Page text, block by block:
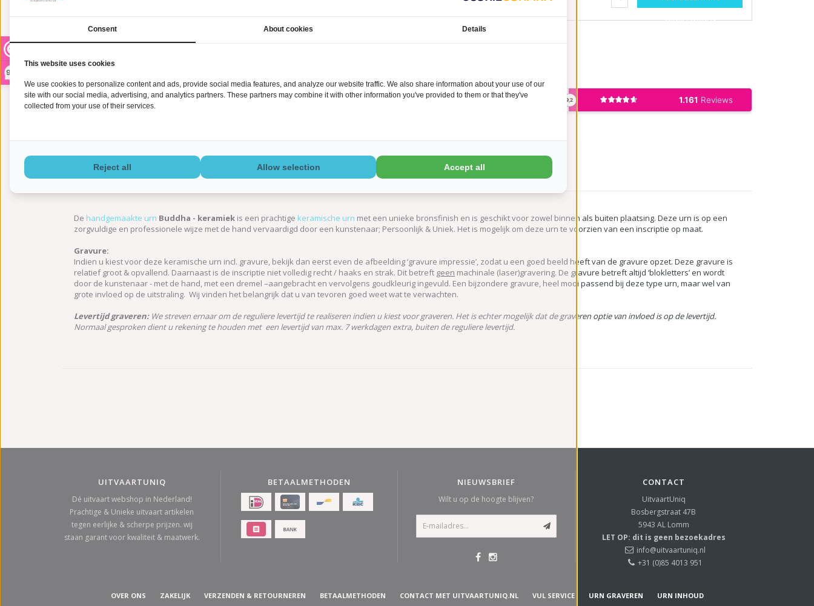
9,2
WINKELWAGEN
Informatie
De handgemaakte urn Buddha - keramiek is een prachtige keramische urn met een unieke bronsfinish en is geschikt voor zowel binnen als buiten plaatsing. Deze urn is op een
zorgvuldige en professionele wijze met de hand vervaardigd door een kunstenaar; Persoonlijk & Uniek. Het is mogelijk om deze urn te voorzien van een inscriptie op maat.
Gravure:
Indien u kiest voor deze keramische urn incl. gravure, bekijk dan eerst even de afbeelding ‘gravure impressie’, zodat u een goed beeld heeft van de gravure opzet. Deze gravure is
relatief groot & opvallend. Daarnaast is de inscriptie niet volledig recht / haaks en strak. Dit betreft geen machinale (laser)gravering. De gravure betreft altijd ‘blokletters’ en wordt
door de kunstenaar - met de hand, met een dremel –aangebracht en vervolgens goudkleurig ingevuld. Een bijzondere gravure, heel mooi passend bij deze type urn, maar wel van
grote invloed op de uitstraling. Wij vinden het belangrijk dat u van tevoren goed weet wat te verwachten.
Levertijd graveren:We streven ernaar om de reguliere levertijd te realiseren indien u kiest voor graveren. Het is echter mogelijk dat de graveren optie van invloed is op de levertijd.
Normaal gesproken dient u rekening te houden met een levertijd van max. 7 werkdagen extra, buiten de reguliere levertijd.
UITVAARTUNIQ
Dé uitvaart webshop in Nederland!
Prachtige & Unieke uitvaart artikelen
tegen eerlijke & scherpe prijzen. wij
staan garant voor kwaliteit & maatwerk.
BETAALMETHODEN NIEUWSBRIEF
Wilt u op de hoogte blijven?
CONTACT
UitvaartUniq
Bosbergstraat 47B
5943 AL Lomm
LET OP: dit is geen bezoekadres
info@uitvaartuniq.nl
+31 (0)85 4013 951
OVER ONS ZAKELIJK VERZENDEN & RETOURNEREN BETAALMETHODEN CONTACT MET UITVAARTUNIQ.NL VUL SERVICE URN GRAVEREN URN INHOUD
Consent About cookies Details
This website uses cookies
We use cookies to personalize content and ads, provide social media features, and analyze our website traffic. We also share information about your use of our
site with our social media, advertising, and analytics partners. These partners may combine it with other information you've provided to them or that they've
collected from your use of their services.
Reject all Allow selection Accept all